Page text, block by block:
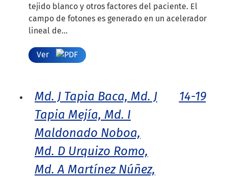
tejido blanco y otros factores del paciente. El
campo de fotones es generado en un acelerador
lineal de...
Ver
Md. J Tapia Baca, Md. J
Tapia Mejía, Md. I
Maldonado Noboa,
Md. D Urquizo Romo,
Md. A Martínez Núñez,
14-19